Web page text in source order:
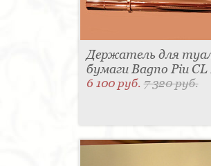
Держатель для
бумаги Bagno Piu CL
6 100 руб.7 320 руб.